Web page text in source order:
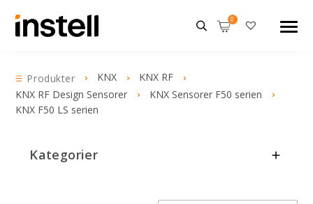
Produkter KNX
KNX RF
KNX RF Design Sensorer
KNX Sensorer F50 serien
KNX F50 LS serien
Kategorier